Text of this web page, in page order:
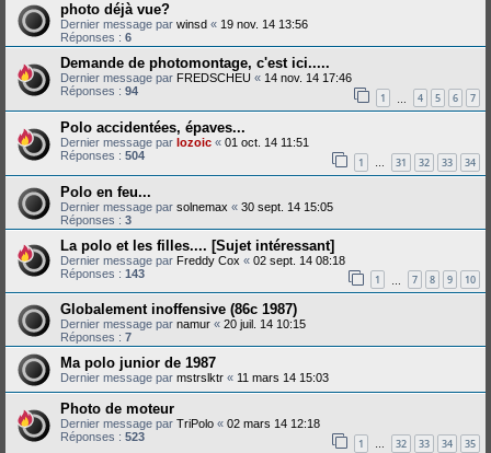
photo déjà vue?
Dernier message par winsd « 19 nov. 14 13:56
Réponses : 6
Demande de photomontage, c'est ici.....
Dernier message par FREDSCHEU « 14 nov. 14 17:46
Réponses : 94 1 4 5 6 7
Polo accidentées, épaves...
Dernier message par lozoic « 01 oct. 14 11:51
Réponses : 504 1 … 31 32 33 34
Polo en feu...
Dernier message par solnemax « 30 sept. 14 15:05
Réponses : 3
La polo et les filles.... [Sujet intéressant]
Dernier message par Freddy Cox « 02 sept. 14 08:18
Réponses : 143 1 7 8 9 10
Globalement inoffensive (86c 1987)
Dernier message par namur « 20 juil. 14 10:15
Réponses : 7
Ma polo junior de 1987
Dernier message par mstrslktr « 11 mars 14 15:03
Photo de moteur
Dernier message par TriPolo « 02 mars 14 12:18
Réponses : 523 1 … 32 33 34 35